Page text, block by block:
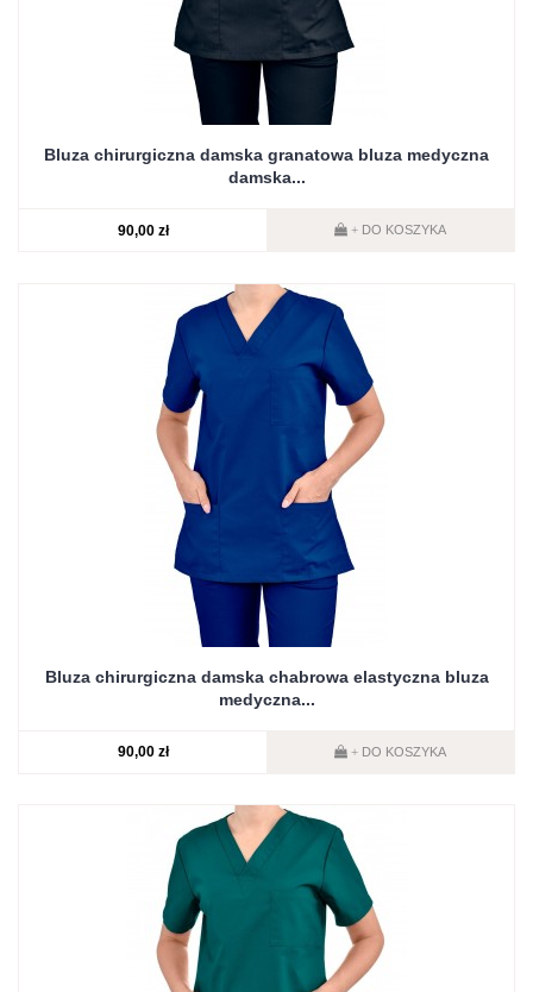
Bluza chirurgiczna damska granatowa bluza medyczna
damska...
90,00 zł + DO KOSZYKA
Bluza chirurgiczna damska chabrowa elastyczna bluza
medyczna...
90,00 zł + DO KOSZYKA